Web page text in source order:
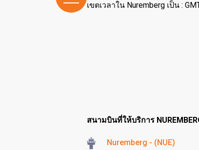
เขตเวลาใน Nuremberg เป็น :
สนามบินที่ให้บริการ
Nuremberg - (NUE)